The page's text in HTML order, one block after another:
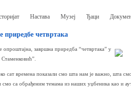
Настава Музеј Ђаци
приредбе четвртака
опроштајна, завршна приредба “четвртака” у
сат времена показали смо шта нам је важно, шта
смо са обрађеним темама из наших уџбеника као и